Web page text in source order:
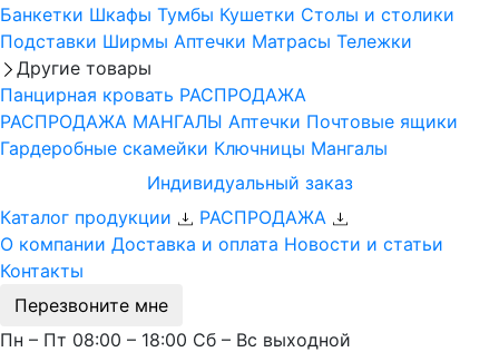
Банкетки Шкафы Тумбы Кушетки Столы и столики
Подставки Ширмы Аптечки Матрасы Тележки
Другие товары
Панцирная кровать РАСПРОДАЖА
РАСПРОДАЖА МАНГАЛЫ Аптечки Почтовые ящики
Гардеробные скамейки Ключницы Мангалы
Индивидуальный заказ
Каталог продукции
РАСПРОДАЖА
О компании Доставка и оплата Новости и статьи
Контакты
Перезвоните мне
Пн – Пт 08:00 – 18:00 Сб – Вс выходной